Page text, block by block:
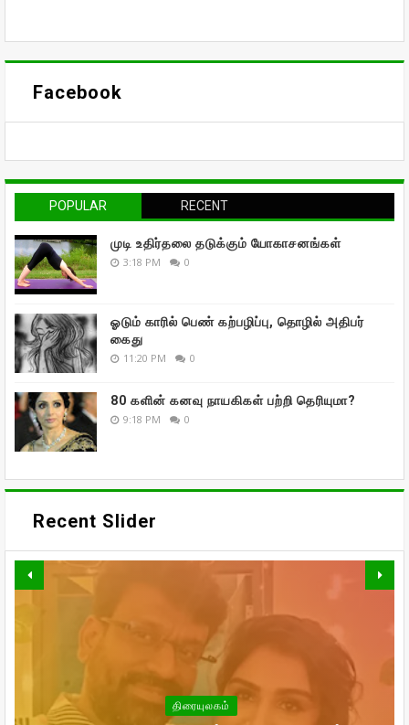
Facebook
POPULAR RECENT
முடி உதிர்தலை தடுக்கும் யோகாசனங்கள்
3:18 PM 0
ஓடும் காரில் பெண் கற்பழிப்பு, தொழில் அதிபர்
கைது
11:20 PM 0
80 களின் கனவு நாயகிகள் பற்றி தெரியுமா?
9:18 PM 0
Recent Slider
வாரிசு திரைப்படத்தையும்
வெளியிடுகிறாரா உதயநிதி ஸ்டாலின்!
உலகம் முழுவதும் கார்த்தியின்
திரையுலகம்
திரையுலகம்
கணவர் இறந்த பின்னர்